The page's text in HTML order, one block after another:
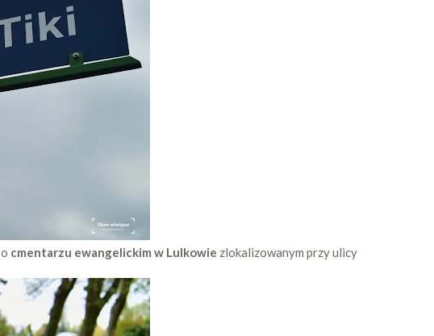
cmentarzu ewangelickim w Lulkowie zlokalizowanym przy ulicy